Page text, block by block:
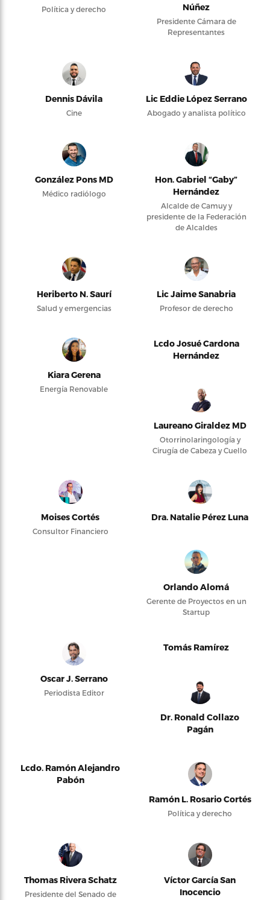
Política y derecho Núñez
Presidente Cámara de
Representantes
Dennis Dávila
Cine
Lic Eddie López Serrano
Abogado y analista político
González Pons MD
Médico radiólogo
Hon. Gabriel “Gaby”
Hernández
Alcalde de Camuy y
presidente de la Federación
de Alcaldes
Heriberto N. Saurí
Salud y emergencias
Lic Jaime Sanabria
Profesor de derecho
Kiara Gerena
Energía Renovable
Lcdo Josué Cardona
Hernández
Laureano Giraldez MD
Otorrinolaringología y
Cirugía de Cabeza y Cuello
Moises Cortés
Consultor Financiero
Dra. Natalie Pérez Luna
Orlando Alomá
Gerente de Proyectos en un
Startup
Oscar J. Serrano
Periodista Editor
Tomás Ramírez
Dr. Ronald Collazo
Pagán
Lcdo. Ramón Alejandro
Pabón
Ramón L. Rosario Cortés
Política y derecho
Thomas Rivera Schatz
Presidente del Senado de
Víctor García San
Inocencio